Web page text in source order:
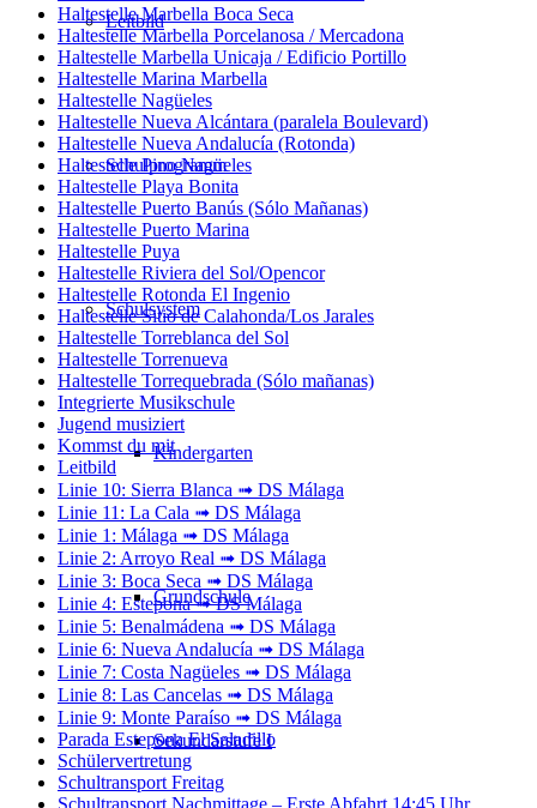
Leitbild
Schulprogramm
Schulsystem
Kindergarten
Grundschule
Sekundarstufe I
Haltestelle Marbella Boca Seca
Haltestelle Marbella Porcelanosa / Mercadona
Haltestelle Marbella Unicaja / Edificio Portillo
Haltestelle Marina Marbella
Haltestelle Nagüeles
Haltestelle Nueva Alcántara (paralela Boulevard)
Haltestelle Nueva Andalucía (Rotonda)
Haltestelle Pino Nagüeles
Haltestelle Playa Bonita
Haltestelle Puerto Banús (Sólo Mañanas)
Haltestelle Puerto Marina
Haltestelle Puya
Haltestelle Riviera del Sol/Opencor
Haltestelle Rotonda El Ingenio
Haltestelle Sitio de Calahonda/Los Jarales
Haltestelle Torreblanca del Sol
Haltestelle Torrenueva
Haltestelle Torrequebrada (Sólo mañanas)
Integrierte Musikschule
Jugend musiziert
Kommst du mit
Leitbild
Linie 10: Sierra Blanca ➟ DS Málaga
Linie 11: La Cala ➟ DS Málaga
Linie 1: Málaga ➟ DS Málaga
Linie 2: Arroyo Real ➟ DS Málaga
Linie 3: Boca Seca ➟ DS Málaga
Linie 4: Estepona ➟ DS Málaga
Linie 5: Benalmádena ➟ DS Málaga
Linie 6: Nueva Andalucía ➟ DS Málaga
Linie 7: Costa Nagüeles ➟ DS Málaga
Linie 8: Las Cancelas ➟ DS Málaga
Linie 9: Monte Paraíso ➟ DS Málaga
Parada Estepona El Saladillo
Schülervertretung
Schultransport Freitag
Schultransport Nachmittage – Erste Abfahrt 14:45 Uhr